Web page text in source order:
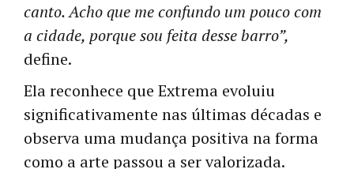
canto. Acho que me confundo um pouco com
a cidade, porque sou feita desse barro”,
define.
Ela reconhece que Extrema evoluiu
significativamente nas últimas décadas e
observa uma mudança positiva na forma
como a arte passou a ser valorizada.